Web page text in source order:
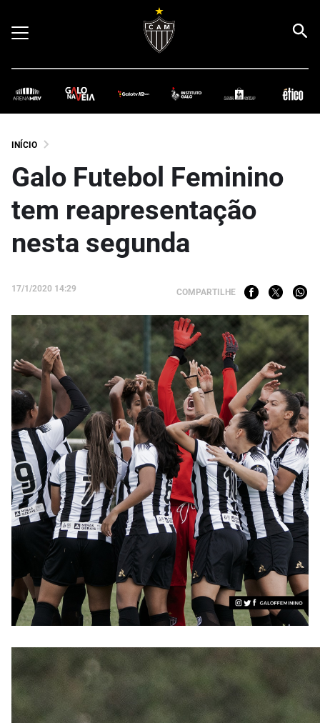
INÍCIO
Galo Futebol Feminino
tem reapresentação
nesta segunda
17/1/2020 14:29 COMPARTILHE